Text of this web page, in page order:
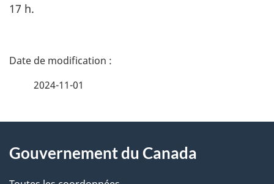
17 h.
D
i
2024-11-01
propos
Gouvernement du Canada